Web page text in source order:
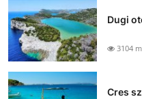
Dugi
3104
Cres